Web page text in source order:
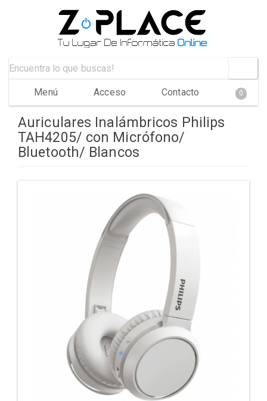
Menú Acceso Contacto 0
Auriculares Inalámbricos Philips
TAH4205/ con Micrófono/
Bluetooth/ Blancos